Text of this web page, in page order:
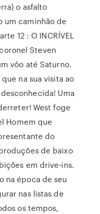
o asfalto
um caminhão de
12 : O INCRÍVEL
coronel Steven
vôo até Saturno.
na sua visita ao
Uma
West foge
Homem que
do
de baixo
em drive-ins.
na época de seu
nas listas de
os tempos,